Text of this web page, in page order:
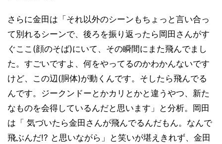
さらに金田は「それ以外のシーンもちょっと言い合っ
て別れるシーンで、後ろを振り返ったら岡田さんがす
ぐここ(顔のそば)にいて、その瞬間にまた飛んでまし
た。すごいですよ、何をやってるのかわかんないです
けど、この辺(胴体)が動くんです。そしたら飛んでる
んです。ジークンドーとかカリとかと違うやつ、新た
なものを会得しているんだと思います」と分析。岡田
は「 気づいたら金田さんが飛んでるんだもん。なんで
飛ぶんだ!? と思いながら」と笑いが堪えきれず、金田